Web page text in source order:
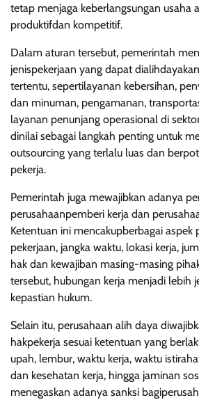
tetap menjaga keberlangsungan usaha
produktifdan kompetitif.
Dalam aturan tersebut, pemerintah
jenispekerjaan yang dapat
tertentu, sepertilayanan kebersihan,
dan minuman, pengamanan,
layanan penunjang operasional di
dinilai sebagai langkah penting untuk
outsourcing yang terlalu luas dan
pekerja.
Pemerintah juga mewajibkan adanya
perusahaanpemberi kerja dan
Ketentuan ini mencakupberbagai aspek
pekerjaan, jangka waktu, lokasi kerja,
hak dan kewajiban masing-masing
tersebut, hubungan kerja menjadi lebih
kepastian hukum.
Selain itu, perusahaan alih daya
hakpekerja sesuai ketentuan yang
upah, lembur, waktu kerja, waktu
dan kesehatan kerja, hingga jaminan
menegaskan adanya sanksi